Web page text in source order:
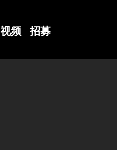
视频 招募